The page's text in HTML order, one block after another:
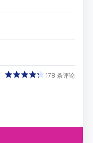
178 条评论